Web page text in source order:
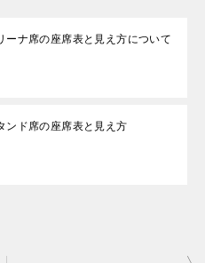
ナ席の座席表と見え方について
ンド席の座席表と見え方